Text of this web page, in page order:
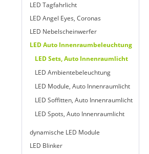
LED Tagfahrlicht
LED Angel Eyes, Coronas
LED Nebelscheinwerfer
LED Auto Innenraumbeleuchtung
LED Sets, Auto Innenraumlicht
LED Ambientebeleuchtung
LED Module, Auto Innenraumlicht
LED Soffitten, Auto Innenraumlicht
LED Spots, Auto Innenraumlicht
dynamische LED Module
LED Blinker